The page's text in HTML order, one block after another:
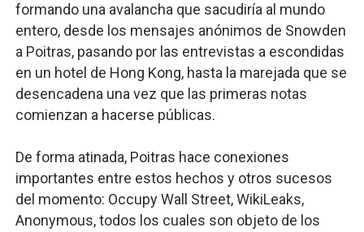
formando una avalancha que sacudiría al mundo
entero, desde los mensajes anónimos de Snowden
a Poitras, pasando por las entrevistas a escondidas
en un hotel de Hong Kong, hasta la marejada que se
desencadena una vez que las primeras notas
comienzan a hacerse públicas.
De forma atinada, Poitras hace conexiones
importantes entre estos hechos y otros sucesos
del momento: Occupy Wall Street, WikiLeaks,
Anonymous, todos los cuales son objeto de los